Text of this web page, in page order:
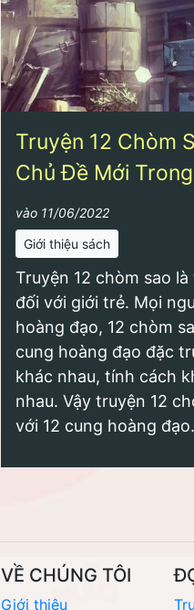
Truyện 12 Chòm
Chủ Đề Mới
vào 11/06/2022
Giới thiệu sách
Truyện 12 chòm sao
đối với giới trẻ. Mọi
hoàng đạo, 12 chòm
cung hoàng đạo đặc
khác nhau, tính cách
nhau. Vậy truyện 12
với 12 cung hoàng
VỀ CHÚNG TÔI
Giới thiệu